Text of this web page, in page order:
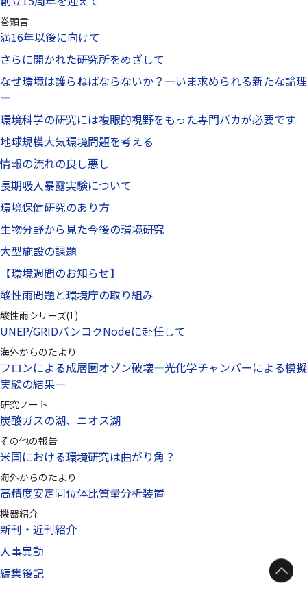
巻頭言
満16年以後に向けて
さらに開かれた研究所をめざして
なぜ環境は護らねばならないか？—いま求められる新たな論理
—
環境科学の研究には複眼的視野をもった専門バカが必要です
地球規模大気環境問題を考える
情報の流れの良し悪し
長期吸入暴露実験について
環境保健研究のあり方
生物分野から見た今後の環境研究
大型施設の課題
【環境週間のお知らせ】
酸性雨問題と環境庁の取り組み
酸性雨シリーズ(1)
UNEP/GRIDバンコクNodeに赴任して
海外からのたより
フロンによる成層圏オゾン破壊—光化学チャンバーによる模擬
実験の結果—
研究ノート
炭酸ガスの湖、ニオス湖
その他の報告
米国における環境研究は曲がり角？
海外からのたより
高精度安定同位体比質量分析装置
機器紹介
新刊・近刊紹介
人事異動
編集後記
ページトップへ